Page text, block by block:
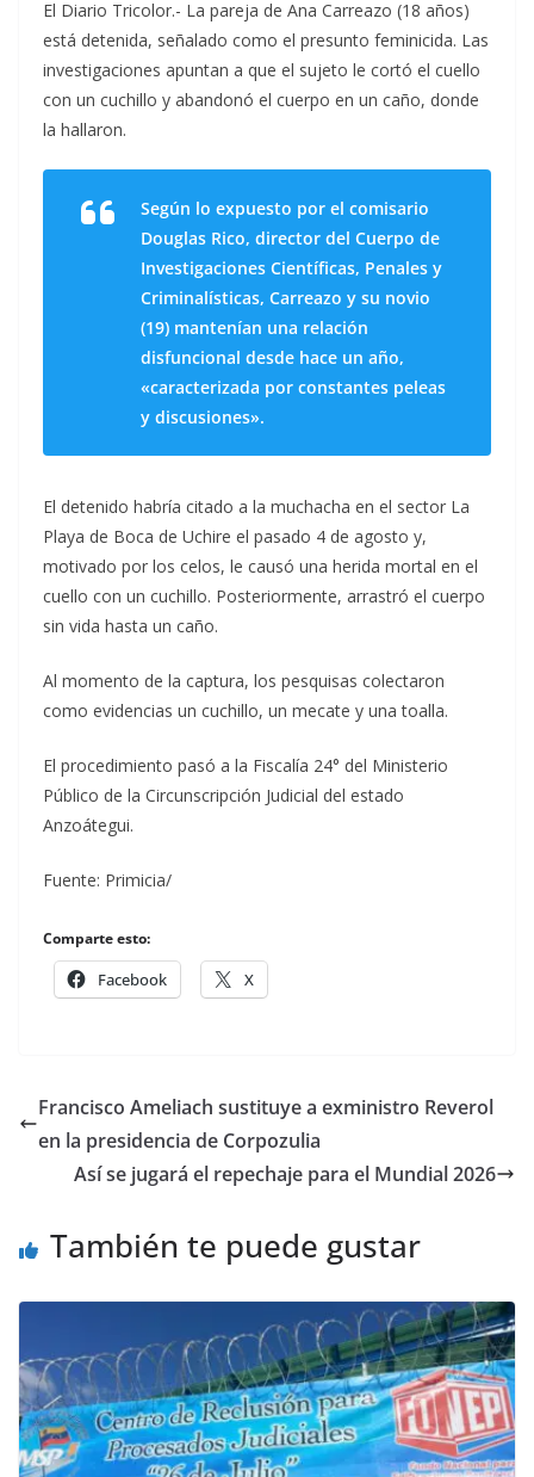
El Diario Tricolor.- La pareja de Ana Carreazo (18 años)
está detenida, señalado como el presunto feminicida. Las
investigaciones apuntan a que el sujeto le cortó el cuello
con un cuchillo y abandonó el cuerpo en un caño, donde
la hallaron.
Según lo expuesto por el comisario
Douglas Rico, director del Cuerpo de
Investigaciones Científicas, Penales y
Criminalísticas, Carreazo y su novio
(19) mantenían una relación
disfuncional desde hace un año,
«caracterizada por constantes peleas
y discusiones».
El detenido habría citado a la muchacha en el sector La
Playa de Boca de Uchire el pasado 4 de agosto y,
motivado por los celos, le causó una herida mortal en el
cuello con un cuchillo. Posteriormente, arrastró el cuerpo
sin vida hasta un caño.
Al momento de la captura, los pesquisas colectaron
como evidencias un cuchillo, un mecate y una toalla.
El procedimiento pasó a la Fiscalía 24° del Ministerio
Público de la Circunscripción Judicial del estado
Anzoátegui.
Fuente: Primicia/
Comparte esto:
Facebook X
Francisco Ameliach sustituye a exministro Reverol
en la presidencia de Corpozulia
Así se jugará el repechaje para el Mundial 2026
También te puede gustar